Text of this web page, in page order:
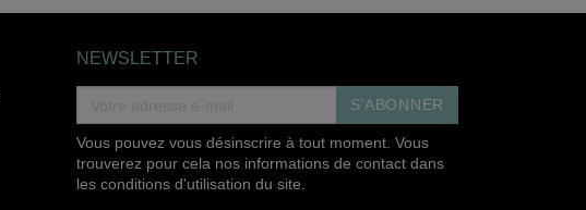
NEWSLETTER
S’ABONNER
Vous pouvez vous désinscrire à tout moment. Vous
trouverez pour cela nos informations de contact dans
les conditions d'utilisation du site.